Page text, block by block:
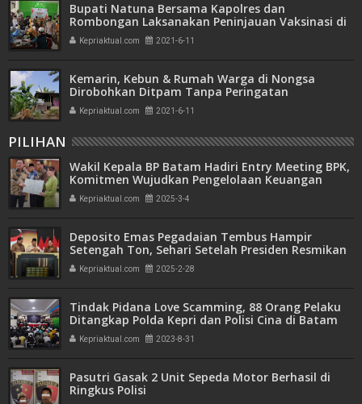
Bupati Natuna Bersama Kapolres dan
Rombongan Laksanakan Peninjauan Vaksinasi di
Kecamatan Serasan
Kepriaktual.com 2021-6-11
Kemarin, Kebun & Rumah Warga di Nongsa
Dirobohkan Ditpam Tanpa Peringatan
Kepriaktual.com 2021-6-11
PILIHAN
Wakil Kepala BP Batam Hadiri Entry Meeting BPK,
Komitmen Wujudkan Pengelolaan Keuangan
Transparan dan Akuntabel
Kepriaktual.com 2025-3-4
Deposito Emas Pegadaian Tembus Hampir
Setengah Ton, Sehari Setelah Presiden Resmikan
Bank Emas
Kepriaktual.com 2025-2-28
Tindak Pidana Love Scamming, 88 Orang Pelaku
Ditangkap Polda Kepri dan Polisi Cina di Batam
Kepriaktual.com 2023-8-31
Pasutri Gasak 2 Unit Sepeda Motor Berhasil di
Ringkus Polisi